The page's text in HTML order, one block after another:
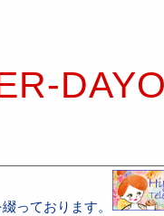
っております。